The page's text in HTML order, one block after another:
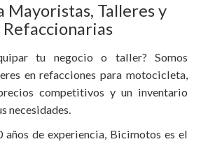
Mayoristas, Talleres y
Refaccionarias
tu negocio o taller? Somos
en refacciones para motocicleta,
competitivos y un inventario
necesidades.
años de experiencia, Bicimotos es el